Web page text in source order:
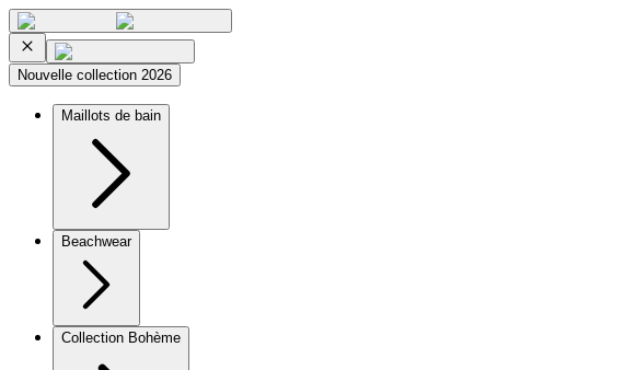
Nouvelle collection 2026
Maillots de bain
Beachwear
Collection Bohème